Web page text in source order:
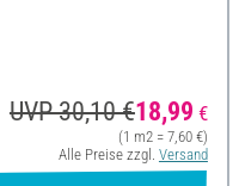
UVP 30,10 €18,99 €
(1 m2 = 7,60 €)
Alle Preise zzgl. Versand